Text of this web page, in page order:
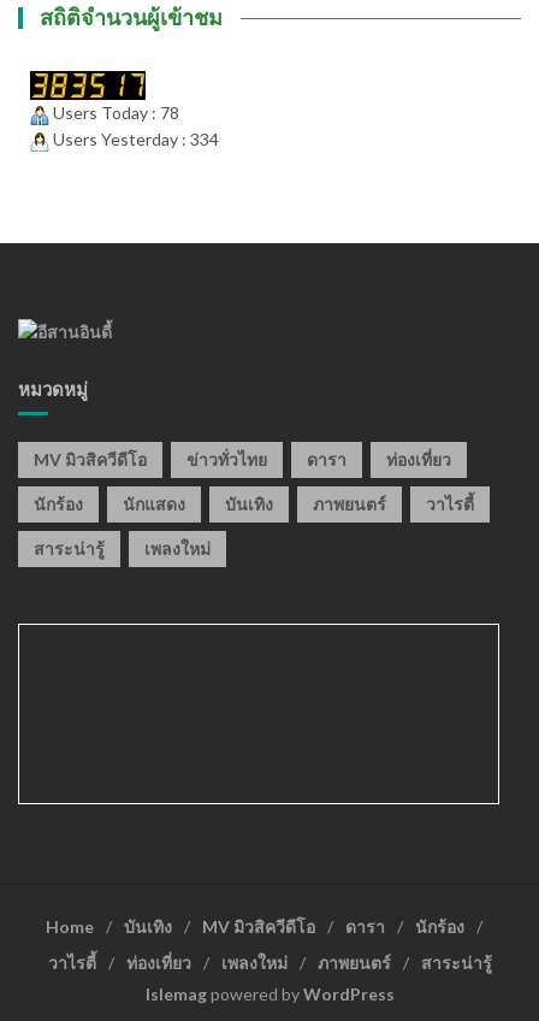
สถิติจำนวนผู้เข้าชม
Users Today : 78
Users Yesterday : 334
หมวดหมู่
MV มิวสิควีดีโอ ข่าวทั่วไทย ดารา ท่องเที่ยว
นักร้อง นักแสดง บันเทิง ภาพยนตร์ วาไรตี้
สาระน่ารู้ เพลงใหม่
Home บันเทิง MV มิวสิควีดีโอ ดารา
นักร้อง
วาไรตี้
ท่องเที่ยว เพลงใหม่ ภาพยนตร์
สาระน่ารู้
Islemagpowered byWordPress